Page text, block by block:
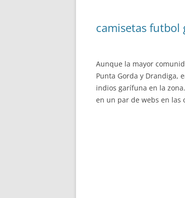
camisetas futbol
Aunque la mayor
Punta Gorda y Drandiga,
indios garífuna en la
en un par de webs en las